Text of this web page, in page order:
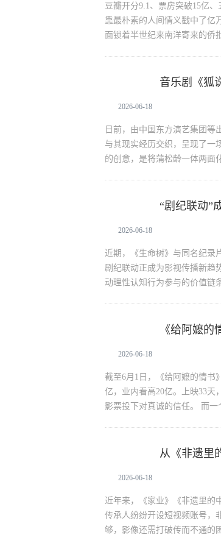
豆瓣开分9.1、票房突破15亿
靠最朴素的人间情义戳中了亿
面锁着半世纪来南洋寄来的侨
音乐剧《狐
2026-06-18
日前，由中国东方演艺集团等
与其现实经历交织，呈现了一
的创意，是将蒲松龄一体两面
“剧纪联动”
2026-06-18
近期，《生命树》与同名纪录
剧纪联动正成为影视传播新趋
动理性认知行为参与的价值链
《给阿嬷
2026-06-18
截至6月1日，《给阿嬷的情书
亿，业内看高20亿。上映33天
影票投下对真诚的信任。 而
从《非遗里
2026-06-18
近年来，《家业》《非遗里的
传承人纷纷开设短视频账号，
够，影像还需打破传而不通的